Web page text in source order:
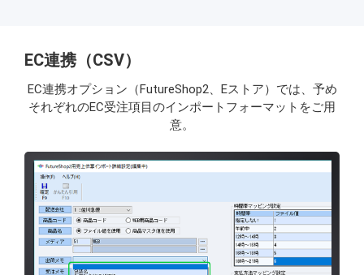
EC連携（CSV）
EC連携オプション（FutureShop2、Eストア）では、予め
それぞれのEC受注項目のインポートフォーマットをご用
意。